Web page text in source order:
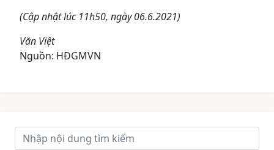
(Cập nhật lúc 11h50, ngày 06.6.2021)
Văn Việt
Nguồn: HĐGMVN